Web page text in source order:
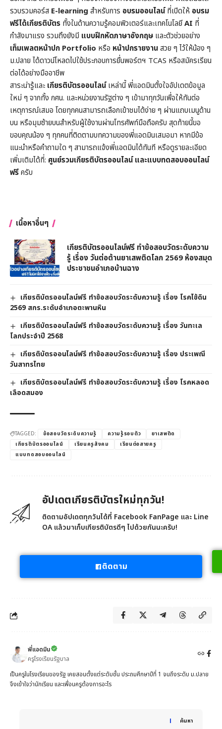
รวบรวมคอร์ส E-learning สำหรับการ อบรมออนไลน์ที่เปิดให้ อบรม
ฟรีได้เกียรติบัตร ทั้งในด้านความรู้คอมพิวเตอร์และเทคโนโลยีAI ที่
กำลังมาแรง รวมถึงยังมี แบบฝึกหัดภาษาอังกฤษ และตัวช่วยอย่าง
เท็มเพลตหน้าปก Portfolio หรือ หน้าปกรายงานสวย ๆ ไว้ให้น้อง ๆ
ม.ปลาย ได้ดาวน์โหลดไปใช้ประกอบการยื่นพอร์ตฯ TCAS หรือสมัครเรียน
ต่อได้อย่างมืออาชีพ
สาระน่ารู้และ เกียรติบัตรออนไลน์เหล่านี้ พี่แอดมินตั้งใจอัปเดตข้อมูล
ใหม่ ๆ จากทั้ง กศน. และหน่วยงานรัฐต่าง ๆ เข้ามาทุกวันเพื่อให้ทันต่อ
เหตุการณ์เสมอ โดยทุกคนสามารถเลือกเข้าชมได้ง่าย ๆ ผ่านแถบเมนูด้าน
บน หรือมุมซ้ายบนสำหรับผู้ใช้งานผ่านโทรศัพท์มือถือครับ สุดท้ายนี้ขอ
ขอบคุณน้อง ๆ ทุกคนที่ติดตามบทความของพี่แอดมินเสมอมา หากมีข้อ
แนะนำหรือคำถามใด ๆ สามารถแจ้งพี่แอดมินได้ทันที หรือดูรายละเอียด
เพิ่มเติมได้ที่: ศูนย์รวมเกียรติบัตรออนไลน์ และแบบทดสอบออนไลน์
ฟรีครับ
เนื้อหาอื่นๆ
เกียรติบัตรออนไลน์ฟรี ทำข้อสอบวัดระดับความ
รู้ เรื่อง วันต่อต้านยาเสพติดโลก 2569 ห้องสมุด
ประชาชนอำเภอบ้านฉาง
เกียรติบัตรออนไลน์ฟรี ทำข้อสอบวัดระดับความรู้ เรื่อง โรคไข้ดิน
2569 สกร.ระดับอำเภอตะพานหิน
เกียรติบัตรออนไลน์ฟรี ทำข้อสอบวัดระดับความรู้ เรื่อง วันทะเล
โลกประจำปี 2568
เกียรติบัตรออนไลน์ฟรี ทำข้อสอบวัดระดับความรู้ เรื่อง ประเพณี
วันสาทรไทย
เกียรติบัตรออนไลน์ฟรี ทำข้อสอบวัดระดับความรู้ เรื่อง โรคหลอด
เลือดสมอง
TAGGED: ข้อสอบวัดระดับความรู้ ความรู้รอบตัว
ยาเสพติด
เกียรติบัตรออนไลน์
เรียนครูสังคม
เรียนต่อสายครู
แบบทดสอบออนไลน์
อัปเดตเกียรติบัตรใหม่ทุกวัน!
ติดตามอัปเดตทุกวันได้ที่ Facebook FanPage และ Line
OA แล้วมาเก็บเกียรติบัตรดีๆ ไปด้วยกันนะครับ!
ติดตาม
พี่แอดมิน
ครูโรงเรียนรัฐบาล
เป็นครูในโรงเรียนของรัฐ เคยสอนตั้งแต่ระดับชั้น ประถมศึกษาปีที่ 1 จนถึงระดับ ม.ปลาย
จึงเข้าใจว่านักเรียน และเพื่อนครูต้องการอะไร
ค้นหา
When autocomplete results are available use up and